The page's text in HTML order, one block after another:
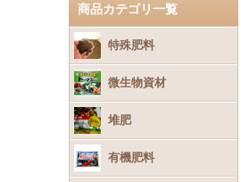
商品カテゴリ一覧
特殊肥料
微生物資材
堆肥
有機肥料